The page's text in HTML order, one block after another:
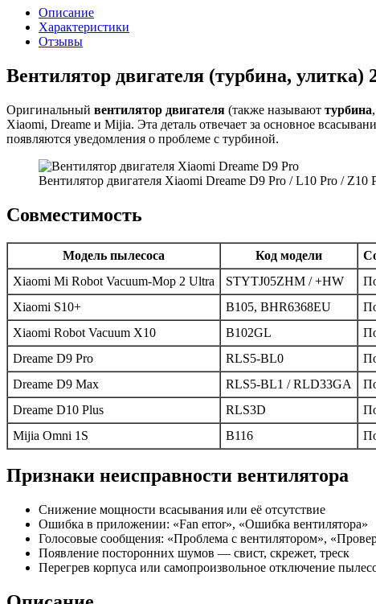
Описание
Характеристики
Отзывы
Вентилятор двигателя (турбина,
Оригинальный вентилятор двигателя (также называют турбина
Xiaomi, Dreame и Mijia. Эта деталь отвечает за основное
появляются уведомления о проблеме с турбиной.
Вентилятор двигателя Xiaomi Dreame D9 Pro / L10 Pro / Z10
Совместимость
Модель пылесоса Код модели
Xiaomi Mi Robot Vacuum-Mop 2 Ultra
STYTJ05ZHM / +HW
Xiaomi S10+
B105, BHR6368EU
Xiaomi Robot Vacuum X10
B102GL
Dreame D9 Pro
RLS5-BL0
Dreame D9 Max
RLS5-BL1 / RLD33GA
Dreame D10 Plus
RLS3D
Mijia Omni 1S
B116
Признаки неисправности вентилятора
Снижение мощности всасывания или её отсутствие
Ошибка в приложении: «Fan error», «Ошибка вентилятора»
Голосовые сообщения: «Проблема с вентилятором»,
Появление посторонних шумов — свист, скрежет, треск
Перегрев корпуса или самопроизвольное отключение